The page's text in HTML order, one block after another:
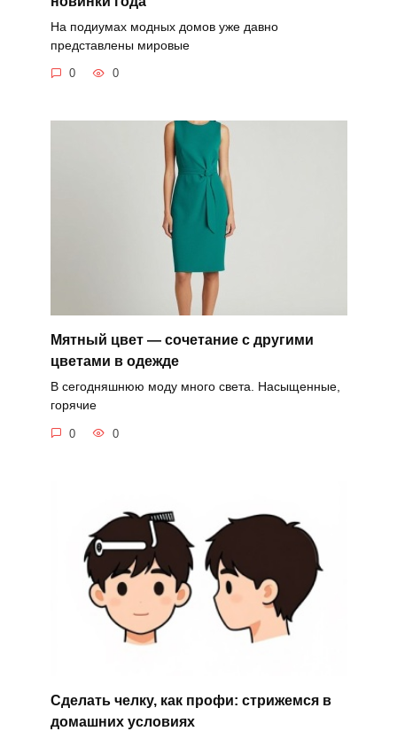
На подиумах модных домов уже давно
представлены мировые
0 0
Мятный цвет — сочетание с другими
цветами в одежде
В сегодняшнюю моду много света. Насыщенные,
горячие
0 0
Сделать челку, как профи: стрижемся в
домашних условиях